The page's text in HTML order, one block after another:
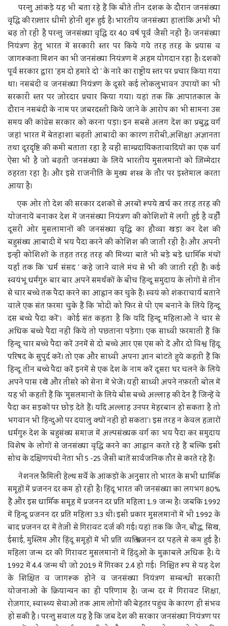
परन्तु आंकड़े यह भी बता रहे हैं कि बीते तीन दशक के दौरान जनसंख्या
वृद्धि की रफ़्तार धीमी होनी शुरू हुई है। भारतीय जनसंख्या हालांकि अभी भी
बढ़ तो रही है परन्तु जनसंख्या वृद्धि दर 40 वर्ष पूर्व जैसी नहीं है। जनसंख्या
नियंत्रण हेतु भारत में सरकारी स्तर पर किये गये तरह तरह के प्रयास व
जागरूकता मिशन का भी जनसंख्या नियंत्रण में अहम योगदान रहा है। दशकों
पूर्व सरकार द्वारा 'हम दो हमारे दो ' के नारे का राष्ट्रीय स्तर पर प्रचार किया गया
था। नसबंदी व जनसंख्या नियंत्रण के दूसरे कई लोकलुभावन उपायों का भी
सरकारी स्तर पर ज़ोरदार प्रचार किया गया। यहां तक कि आपातकाल के
दौरान नसबंदी के नाम पर ज़बरदस्ती किये जाने के आरोप का भी सामना उस
समय की कांग्रेस सरकार को करना पड़ा। इन सबसे अलग देश का प्रबुद्ध वर्ग
जहां भारत में बेतहाशा बढ़ती आबादी का कारण ग़रीबी,अशिक्षा अज्ञानता
तथा दूरदृष्टि की कमी बताता रहा है वहीं साम्प्रदायिकतावादियों का एक वर्ग
ऐसा भी है जो बढ़ती जनसंख्या के लिये भारतीय मुसलमानों को ज़िम्मेदार
ठहरता रहा है। और इसे राजनीति के मुख्य शस्त्र के तौर पर इस्तेमाल करता
आया है।
एक ओर तो देश की सरकार दशकों से अरबों रूपये ख़र्च कर तरह तरह की
योजनायें बनाकर देश में जनसंख्या नियंत्रण की कोशिशों में लगी हुई है वहीँ
दूसरी ओर मुसलामानों की जनसंख्या वृद्धि का हौव्वा खड़ा कर देश की
बहुसंख्य आबादी में भय पैदा करने की कोशिश की जाती रही है। और अपनी
इन्हीं कोशिशों के तहत तरह तरह की मिथ्या बातें भी बड़े बड़े धार्मिक मंचों
यहाँ तक कि 'धर्म संसद ' कहे जाने वाले मंच से भी की जाती रही हैं। कई
स्वयंभू धर्मगुरु बार बार अपने समर्थकों के बीच हिन्दू समुदाय के लोगों से तीन
से चार बच्चे तक पैदा करने का आह्वान कर चुके हैं। स्वयं को शंकराचार्य बताने
वाले एक संत फ़रमा चुके हैं कि 'मोदी को फिर से पी एम बनाने के लिये हिन्दू
दस बच्चे पैदा करें'। कोई संत कहता है कि यदि हिन्दू महिलाओं ने चार से
अधिक बच्चे पैदा नहीं किये तो पछताना पड़ेगा। एक साध्वी फ़रमाती हैं कि
हिन्दू चार बच्चे पैदा करें उनमें से दो बच्चे आर एस एस को दें और दो विश्व हिंदू
परिषद के सुपुर्द करें। तो एक और साध्वी अपना ज्ञान बांटते हुये कहती हैं कि
हिन्दू तीन बच्चे पैदा करें इनमें से एक देश के नाम करें दूसरा घर चलने के लिये
अपने पास रखें और तीसरे को सेना में भेजें। यही साध्वी अपने नफ़रती बोल में
यह भी कहती हैं कि 'मुसलमानों के लिये बीस बच्चे अल्लाह की देन हैं जिन्हें वे
पैदा कर सड़कों पर छोड़ देते हैं। यदि अल्लाह उनपर मेहरबान हो सकता है तो
भगवान भी हिन्दुओं पर दयालु क्यों नहीं हो सकता'। इस तरह न केवल हज़ारों
धर्मगुरु देश के बहुसंख्य समाज में अल्पसंख्यक वर्ग का भय पैदा कर समुदाय
विशेष के लोगों से जनसंख्या वृद्धि करने का आह्वान करते रहे हैं बल्कि इसी
सोच के दक्षिणपंथी नेता भी 5 -25 जैसी बातें सार्वजनिक तौर से करते रहे हैं।
नेशनल फ़ैमिली हेल्थ सर्वे के आंकड़ों के अनुसार तो भारत के सभी धार्मिक
समूहों में प्रजनन दर कम हो रही है। हिंदू भारत की जनसंख्या का लगभग 80%
हैं और इस धार्मिक समूह में प्रजनन दर प्रति महिला 1.9 जन्म है। जबकि 1992
में हिन्दू प्रजनन दर प्रति महिला 3.3 थी। इसी प्रकार मुसलमानों में भी 1992 के
बाद प्रजनन दर में तेज़ी से गिरावट दर्ज की गई। यहां तक कि जैन, बौद्ध, सिख,
ईसाई, मुस्लिम और हिंदू समूहों में भी प्रति व्यक्ति प्रजनन दर पहले से कम हुई है।
महिला जन्म दर की गिरावट मुसलमानों में हिंदुओं के मुक़ाबले अधिक है। ये
1992 में 4.4 जन्म थी जो 2019 में गिरकर 2.4 हो गई। निश्चित रूप से यह देश
के शिक्षित व जागरूक होने व जनसंख्या नियंत्रण सम्बन्धी सरकारी
योजनाओं के क्रियान्वन का ही परिणाम है। जन्म दर में गिरावट शिक्षा,
रोज़गार, स्वास्थ्य सेवाओं तक आम लोगों की बेहतर पहुंच के कारण ही संभव
हो सकी है । परन्तु सवाल यह है कि जब देश की सरकार जनसंख्या नियंत्रण पर